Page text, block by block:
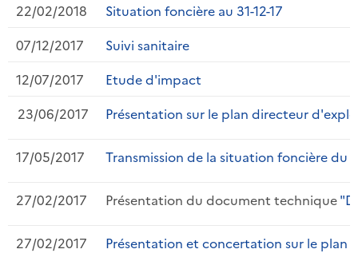
22/02/2018
Situation foncière au 31-12-17
07/12/2017
Suivi sanitaire
12/07/2017
Etude d'impact
23/06/2017
Présentation sur le plan directeur
17/05/2017 Transmission de la situation foncière du
27/02/2017 Présentation du document technique
27/02/2017 Présentation et concertation sur le plan